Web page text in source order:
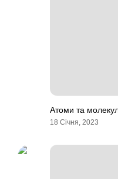
Атоми та
18 Січня, 2023